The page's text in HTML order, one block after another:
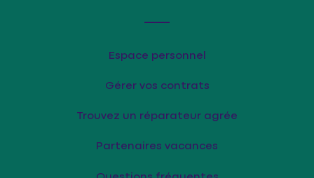
Espace personnel
Gérer vos contrats
Trouvez un réparateur agrée
Partenaires vacances